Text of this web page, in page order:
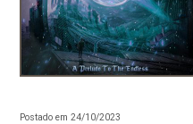
Postado em 24/10/2023